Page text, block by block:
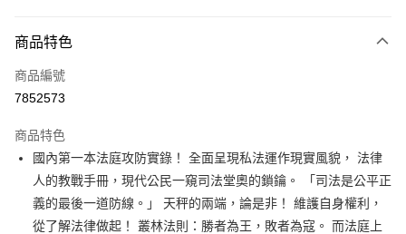
信用卡一次付款
ATM付款
運送方式
付款後全家取貨
每筆NT$60，滿NT$499(含以上)免運費
付款後7-11取貨
商品特色
商品編號
7852573
商品特色
國內第一本法庭攻防實錄！ 全面呈現私法運作現實風貌， 法律
人的教戰手冊，現代公民一窺司法堂奧的鎖鑰。 「司法是公平正
義的最後一道防線。」 天秤的兩端，論是非！ 維護自身權利，
從了解法律做起！ 叢林法則：勝者為王，敗者為寇。 而法庭上